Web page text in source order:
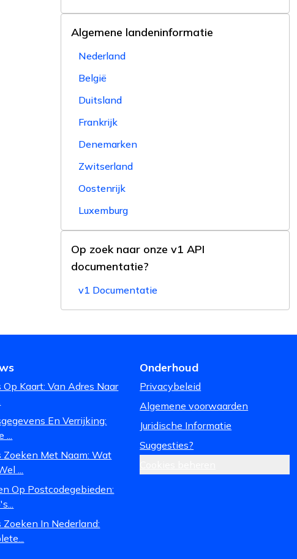
Algemene landeninformatie
Nederland
België
Duitsland
Frankrijk
Denemarken
Zwitserland
Oostenrijk
Luxemburg
Op zoek naar onze v1 API
documentatie?
v1 Documentatie
Op Kaart: Van Adres Naar
En Verrijking:
...
Zoeken Met Naam: Wat
...
Op Postcodegebieden:
Zoeken In Nederland:
Onderhoud
Privacybeleid
Algemene voorwaarden
Juridische Informatie
Suggesties?